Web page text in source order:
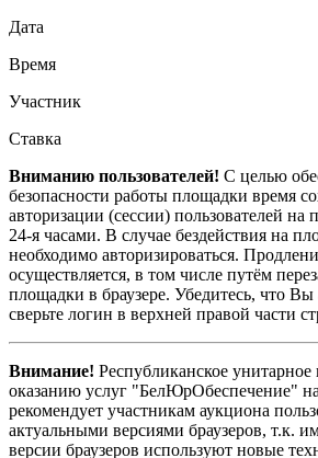
Дата
Время
Участник
Ставка
Вниманию пользователей! С целью
безопасности работы площадки время
авторизации (сессии) пользователей на
24-я часами. В случае бездействия на
необходимо авторизироваться.
осуществляется, в том числе путём
площадки в браузере. Убедитесь, что
сверьте логин в верхней правой части
Внимание! Республиканское
оказанию услуг "БелЮрОбеспечение"
рекомендует участникам аукциона
актуальными версиями браузеров, т.к.
версии браузеров используют новые